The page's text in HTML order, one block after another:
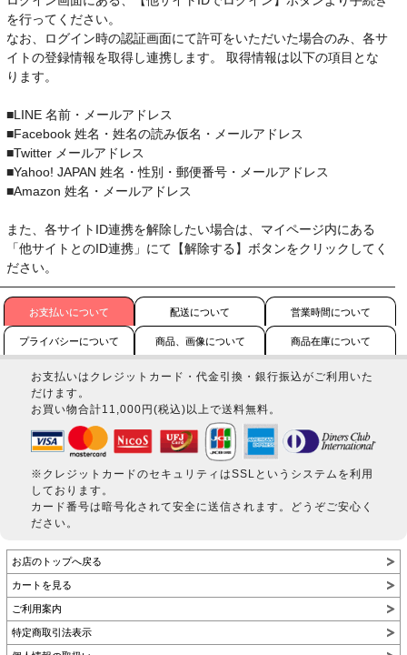
を行ってください。
なお、ログイン時の認証画面にて許可をいただいた場合のみ、各サ
イトの登録情報を取得し連携します。 取得情報は以下の項目とな
ります。
■LINE 名前・メールアドレス
■Facebook 姓名・姓名の読み仮名・メールアドレス
■Twitter メールアドレス
■Yahoo! JAPAN 姓名・性別・郵便番号・メールアドレス
■Amazon 姓名・メールアドレス
また、各サイトID連携を解除したい場合は、マイページ内にある
「他サイトとのID連携」にて【解除する】ボタンをクリックしてく
ださい。
お支払いについて 配送について 営業時間について
プライバシーについて 商品、画像について 商品在庫について
お支払いはクレジットカード・代金引換・銀行振込がご利用いた
だけます。
お買い物合計11,000円(税込)以上で送料無料。
※クレジットカードのセキュリティはSSLというシステムを利用
しております。
カード番号は暗号化されて安全に送信されます。どうぞご安心く
ださい。
お店のトップへ戻る
カートを見る
ご利用案内
特定商取引法表示